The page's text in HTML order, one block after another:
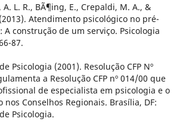
A. L. R., BÃ¶ing, E., Crepaldi, M. A., &
Atendimento psicológico no pré-
A construção de um serviço. Psicologia
87.
Psicologia (2001). Resolução CFP Nº
a Resolução CFP nº 014/00 que
de especialista em psicologia e o
Conselhos Regionais. Brasília, DF:
Psicologia.